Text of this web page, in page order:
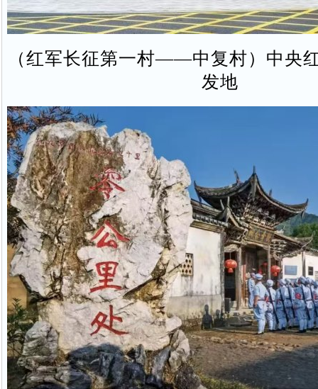
（红军长征第一村——中复村）中央
发地